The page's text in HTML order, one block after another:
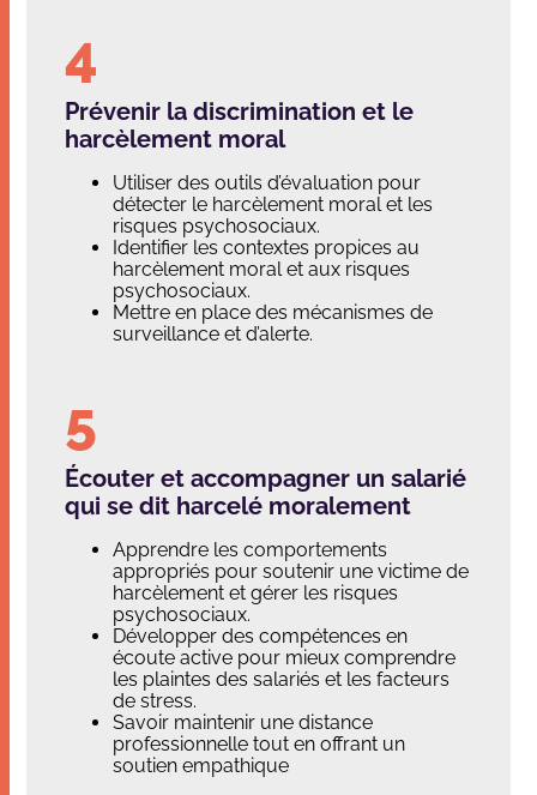
Prévenir la discrimination et le
harcèlement moral
Utiliser des outils d’évaluation pour
détecter le harcèlement moral et les
risques psychosociaux.
Identifier les contextes propices au
harcèlement moral et aux risques
psychosociaux.
Mettre en place des mécanismes de
surveillance et d’alerte.
Écouter et accompagner un salarié
qui se dit harcelé moralement
Apprendre les comportements
appropriés pour soutenir une victime de
harcèlement et gérer les risques
psychosociaux.
Développer des compétences en
écoute active pour mieux comprendre
les plaintes des salariés et les facteurs
de stress.
Savoir maintenir une distance
professionnelle tout en offrant un
soutien empathique